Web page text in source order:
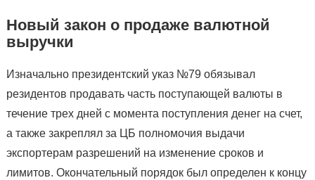
Новый закон о продаже валютной
выручки
Изначально президентский указ №79 обязывал
резидентов продавать часть поступающей валюты в
течение трех дней с момента поступления денег на счет,
а также закреплял за ЦБ полномочия выдачи
экспортерам разрешений на изменение сроков и
лимитов. Окончательный порядок был определен к концу